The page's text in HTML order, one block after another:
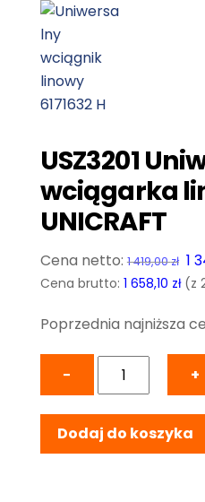
USZ3201
wciągarka
UNICRAFT
1 419,00zł
1
1
Cena brutto: 1 658,10 zł(z
Poprzednia najniższa
−
ilość
Uniwersalna
wciągarka
linowa
+
Dodaj do koszyka